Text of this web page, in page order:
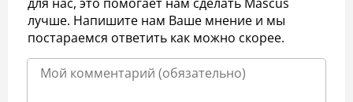
для нас, это помогает нам сделать Mascus
лучше. Напишите нам Ваше мнение и мы
постараемся ответить как можно скорее.